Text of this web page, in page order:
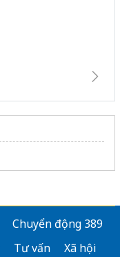
Chuyển động 389
Tư vấn
Xã hội